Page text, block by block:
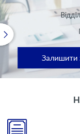
Залишити